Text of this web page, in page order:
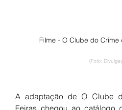
Filme - O Clube do Crime
(Foto:
A adaptação de O Clube
Feiras chegou ao catálogo